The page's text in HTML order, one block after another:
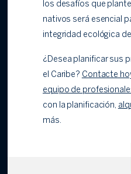
los desafíos que
nativos será esencial
integridad ecológica
¿Desea planificar sus
el Caribe? Contacte
equipo de
con la planificación,
más.